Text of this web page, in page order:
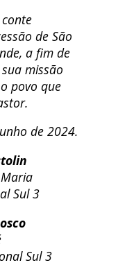
de São
a fim de
missão
povo que
de 2024.
Sul 3
Sul 3